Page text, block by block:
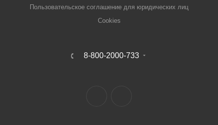
Пользовательское соглашение для юридических лиц
Cookies
8-800-2000-733